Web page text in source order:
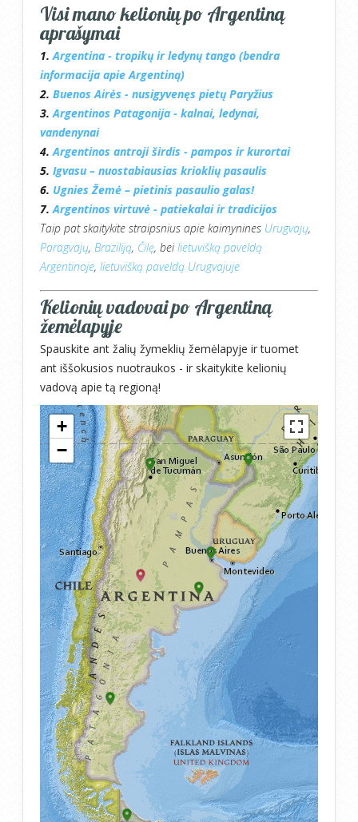
Visi mano kelionių po Argentiną
aprašymai
1. Argentina - tropikų ir ledynų tango (bendra
informacija apie Argentiną)
2. Buenos Airės - nusigyvenęs pietų Paryžius
3. Argentinos Patagonija - kalnai, ledynai,
vandenynai
4. Argentinos antroji širdis - pampos ir kurortai
5. Igvasu – nuostabiausias krioklių pasaulis
6. Ugnies Žemė – pietinis pasaulio galas!
7. Argentinos virtuvė - patiekalai ir tradicijos
Taip pat skaitykite straipsnius apie kaimynines Urugvajų,
Paragvajų, Braziliją, Čilę, beilietuvišką paveldą
Argentinoje, lietuvišką paveldą Urugvajuje
Kelionių vadovai po Argentiną
žemėlapyje
Spauskite ant žalių žymeklių žemėlapyje ir tuomet
ant iššokusios nuotraukos - ir skaitykite kelionių
vadovą apie tą regioną!
Travelers' Map is loading...
If you see this after your page is
loaded completely, leafletJS
files are missing.
+
−